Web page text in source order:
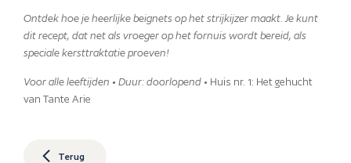
Ontdek hoe je heerlijke beignets op het strijkijzer maakt. Je kunt
dit recept, dat net als vroeger op het fornuis wordt bereid, als
speciale kersttraktatie proeven!
Voor alle leeftijden • Duur: doorlopend • Huis nr. 1: Het gehucht
van Tante Arie
Terug